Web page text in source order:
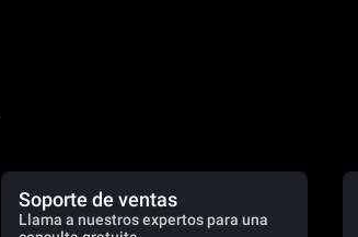
Soporte de ventas
Llama a nuestros expertos para una